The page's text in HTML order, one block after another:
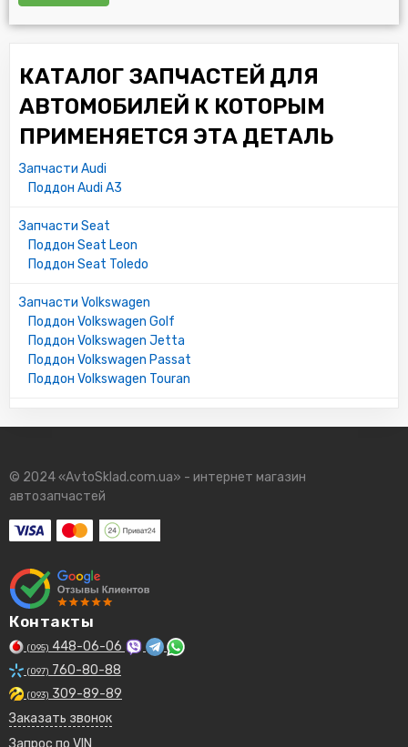
КАТАЛОГ ЗАПЧАСТЕЙ ДЛЯ
АВТОМОБИЛЕЙ К КОТОРЫМ
ПРИМЕНЯЕТСЯ ЭТА ДЕТАЛЬ
Запчасти Audi
Поддон Audi A3
Запчасти Seat
Поддон Seat Leon
Поддон Seat Toledo
Запчасти Volkswagen
Поддон Volkswagen Golf
Поддон Volkswagen Jetta
Поддон Volkswagen Passat
Поддон Volkswagen Touran
© 2024 «AvtoSklad.com.ua» - интернет магазин
автозапчастей
Контакты
(095) 448-06-06
(097) 760-80-88
(093) 309-89-89
Заказать звонок
Запрос по VIN